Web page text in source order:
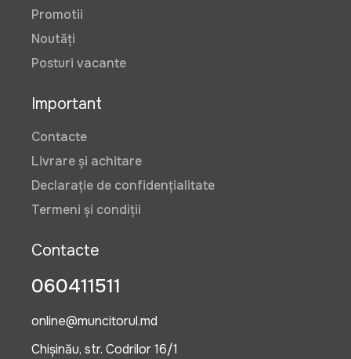
Promotii
Noutăți
Posturi vacante
Important
Contacte
Livrare și achitare
Declarație de confidențialitate
Termeni și condiții
Contacte
060411511
online@muncitorul.md
Chișinău, str. Codrilor 16/1